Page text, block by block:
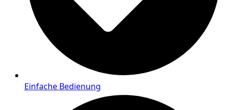
Einfache Bedienung